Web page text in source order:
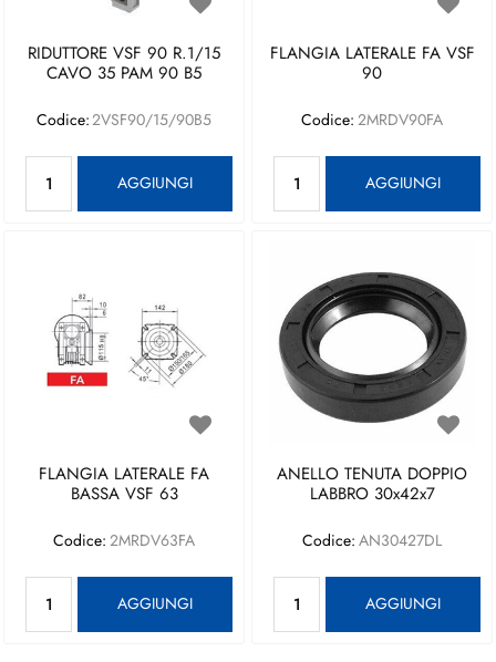
RIDUTTORE VSF 90 R.1/15
CAVO 35 PAM 90 B5
Codice:2VSF90/15/90B5
AGGIUNGI
FLANGIA LATERALE FA VSF
90
Codice: 2MRDV90FA
AGGIUNGI
FLANGIA LATERALE FA
BASSA VSF 63
Codice: 2MRDV63FA
AGGIUNGI
ANELLO TENUTA DOPPIO
LABBRO 30x42x7
Codice: AN30427DL
AGGIUNGI